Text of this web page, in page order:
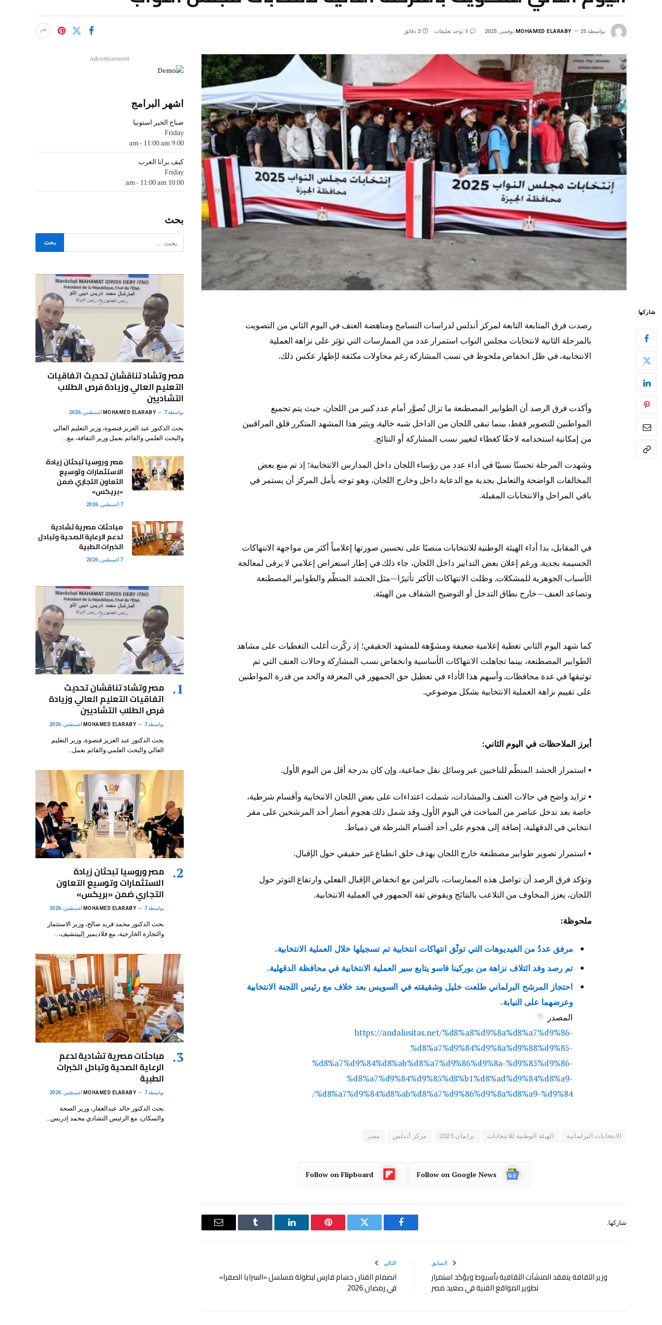
بواسطة MOHAMED ELARABY 25 نوفمبر، 2025 لا توجد تعليقات 2 دقائق
شاركها
رصدت فرق المتابعة التابعة لمركز أندلس لدراسات التسامح ومناهضة العنف في اليوم الثاني من التصويت
بالمرحلة الثانية لانتخابات مجلس النواب استمرار عدد من الممارسات التي تؤثر على نزاهة العملية
الانتخابية، في ظل انخفاض ملحوظ في نسب المشاركة رغم محاولات مكثفة لإظهار عكس ذلك.
وأكدت فرق الرصد أن الطوابير المصطنعة ما تزال تُصوَّر أمام عدد كبير من اللجان، حيث يتم تجميع
المواطنين للتصوير فقط، بينما تبقى اللجان من الداخل شبه خالية. ويثير هذا المشهد المتكرر قلق المراقبين
من إمكانية استخدامه لاحقًا كغطاء لتغيير نسب المشاركة أو النتائج.
وشهدت المرحلة تحسنًا نسبيًا في أداء عدد من رؤساء اللجان داخل المدارس الانتخابية؛ إذ تم منع بعض
المخالفات الواضحة والتعامل بجدية مع الدعاية داخل وخارج اللجان، وهو توجه يأمل المركز أن يستمر في
باقي المراحل والانتخابات المقبلة.
في المقابل، بدا أداء الهيئة الوطنية للانتخابات منصبًا على تحسين صورتها إعلامياً أكثر من مواجهة الانتهاكات
الجسيمة بجدية. ورغم إعلان بعض التدابير داخل اللجان، جاء ذلك في إطار استعراض إعلامي لا يرقى لمعالجة
الأسباب الجوهرية للمشكلات. وظلت الانتهاكات الأكثر تأثيرًا—مثل الحشد المنظّم والطوابير المصطنعة
وتصاعد العنف—خارج نطاق التدخل أو التوضيح الشفاف من الهيئة.
كما شهد اليوم الثاني تغطية إعلامية ضعيفة ومشوِّهة للمشهد الحقيقي؛ إذ ركّزت أغلب التغطيات على مشاهد
الطوابير المصطنعة، بينما تجاهلت الانتهاكات الأساسية وانخفاض نسب المشاركة وحالات العنف التي تم
توثيقها في عدة محافظات. وأسهم هذا الأداء في تعطيل حق الجمهور في المعرفة والحد من قدرة المواطنين
على تقييم نزاهة العملية الانتخابية بشكل موضوعي.
أبرز الملاحظات في اليوم الثاني:
• استمرار الحشد المنظّم للناخبين عبر وسائل نقل جماعية، وإن كان بدرجة أقل من اليوم الأول.
• تزايد واضح في حالات العنف والمشادات، شملت اعتداءات على بعض اللجان الانتخابية وأقسام شرطية،
خاصة بعد تدخل عناصر من المباحث في اليوم الأول. وقد شمل ذلك هجوم أنصار أحد المرشحين على مقر
انتخابي في الدقهلية، إضافة إلى هجوم على أحد أقسام الشرطة في دمياط.
• استمرار تصوير طوابير مصطنعة خارج اللجان بهدف خلق انطباع غير حقيقي حول الإقبال.
وتؤكد فرق الرصد أن تواصل هذه الممارسات، بالتزامن مع انخفاض الإقبال الفعلي وارتفاع التوتر حول
اللجان، يعزز المخاوف من التلاعب بالنتائج ويقوض ثقة الجمهور في العملية الانتخابية.
ملحوظة:
مرفق عددٌ من الفيديوهات التي توثّق انتهاكات انتخابية تم تسجيلها خلال العملية الانتخابية.
تم رصد وفد ائتلاف نزاهة من بوركينا فاسو يتابع سير العملية الانتخابية في محافظة الدقهلية.
احتجاز المرشح البرلماني طلعت خليل وشقيقته في السويس بعد خلاف مع رئيس اللجنة الانتخابية
وعرضهما على النيابة.
المصدر
https://andalusitas.net/%d8%a8%d9%8a%d8%a7%d9%86-
%d8%a7%d9%84%d9%8a%d9%88%d9%85-
%d8%a7%d9%84%d8%ab%d8%a7%d9%86%d9%8a-%d9%85%d9%86-
%d8%a7%d9%84%d9%85%d8%b1%d8%ad%d9%84%d8%a9-
%d8%a7%d9%84%d8%ab%d8%a7%d9%86%d9%8a%d8%a9-%d9%84/
الانتخابات البرلمانية الهيئة الوطنية للانتخابات برلمان 2025 مركز أندلس مصر
Follow on Google News
Follow on Flipboard
شاركها.
فيسبوك
تويتر بينتيريستلينكدإن Tumblr
البريد
السابق
وزير الثقافة يتفقد المنشآت الثقافية بأسيوط ويؤكد استمرار
تطوير المواقع الفنية في صعيد مصر
التالي
انضمام الفنان حسام فارس لبطولة مسلسل «السرايا الصفرا»
في رمضان 2026
Advertisement
اشهر البرامج
صباح الخير استونيا
Friday
9:00 am
- 11:00 am
كيف يرانا الغرب
Friday
10:00 am
- 11:00 am
بحث
مصر وتشاد تناقشان تحديث اتفاقيات
التعليم العالي وزيادة فرص الطلاب
التشاديين
بواسطة MOHAMED ELARABY 7 أغسطس، 2026
بحث الدكتور عبد العزيز قنصوة، وزير التعليم العالي
والبحث العلمي والقائم بعمل وزير الثقافة، مع…
مصر وروسيا تبحثان زيادة
الاستثمارات وتوسيع
التعاون التجاري ضمن
«بريكس»
7 أغسطس، 2026
مباحثات مصرية تشادية
لدعم الرعاية الصحية وتبادل
الخبرات الطبية
7 أغسطس، 2026
مصر وتشاد تناقشان تحديث
اتفاقيات التعليم العالي وزيادة
فرص الطلاب التشاديين
بواسطة MOHAMED ELARABY 7 أغسطس، 2026
بحث الدكتور عبد العزيز قنصوة، وزير التعليم
العالي والبحث العلمي والقائم بعمل…
مصر وروسيا تبحثان زيادة
الاستثمارات وتوسيع التعاون
التجاري ضمن «بريكس»
بواسطة MOHAMED ELARABY 7 أغسطس، 2026
بحث الدكتور محمد فريد صالح، وزير الاستثمار
والتجارة الخارجية، مع فلاديمير إلييتشيف،…
مباحثات مصرية تشادية لدعم
الرعاية الصحية وتبادل الخبرات
الطبية
بواسطة MOHAMED ELARABY 7 أغسطس، 2026
بحث الدكتور خالد عبدالغفار، وزير الصحة
والسكان، مع الرئيس التشادي محمد إدريس…